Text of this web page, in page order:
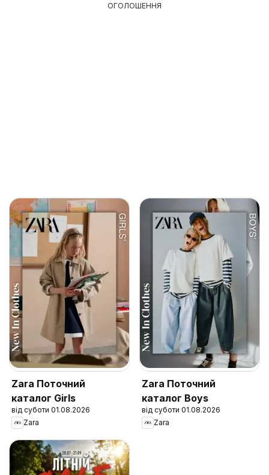
ОГОЛОШЕННЯ
Zara Поточний
каталог Girls
від суботи 01.08.2026
Zara
Zara Поточний
каталог Boys
від суботи 01.08.2026
Zara